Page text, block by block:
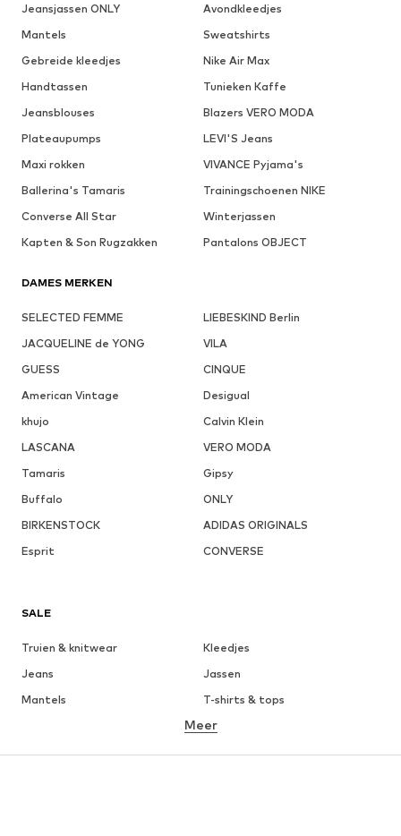
Jeansjassen ONLY
Avondkleedjes
Mantels
Sweatshirts
Gebreide kleedjes
Nike Air Max
Handtassen
Tunieken Kaffe
Jeansblouses
Blazers VERO MODA
Plateaupumps
LEVI'S Jeans
Maxi rokken
VIVANCE Pyjama's
Ballerina's Tamaris
Trainingschoenen NIKE
Converse All Star
Winterjassen
Kapten & Son Rugzakken
Pantalons OBJECT
DAMES MERKEN
SELECTED FEMME
LIEBESKIND Berlin
JACQUELINE de YONG
VILA
GUESS
CINQUE
American Vintage
Desigual
khujo
Calvin Klein
LASCANA
VERO MODA
Tamaris
Gipsy
Buffalo
ONLY
BIRKENSTOCK
ADIDAS ORIGINALS
Esprit
CONVERSE
SALE
Truien & knitwear
Kleedjes
Jeans
Jassen
Mantels
T-shirts & tops
Ondergoed
Meer